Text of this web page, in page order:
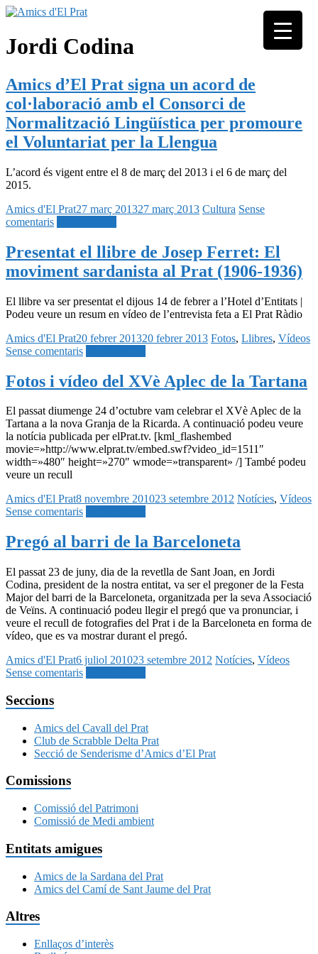
Skip
content
Amics
d'El
Associació
seixantenària
fer poble des
de la unió de
tots els
pratencs
Jordi Codina
Amics d’El Prat signa un acord de
col·laboració amb el Consorci de
Normalització Lingüística per promoure
el Voluntariat per la Llengua
L’acord és vigent entre el 8 de març del 2013 i el 6 de març del
2015.
Amics d'El Prat27 març 201327 març 2013 Cultura Sense
comentaris
Presentat el llibre de Josep Ferret: El
moviment sardanista al Prat (1906-1936)
El llibre va ser presentat el dijous 14 de febrer a l’Hotel d’Entitats |
Podeu veure un resum en vídeo de l’entrevista feta a El Prat Ràdio
Amics d'El Prat20 febrer 201320 febrer 2013 Fotos, Llibres, Vídeos
Sense comentaris
Fotos i vídeo del XVè Aplec de la Tartana
El passat diumenge 24 d’octubre vam celebrar el XVè Aplec de la
Tartana a la nova Granja de la Ricarda. A continuació podeu veure
la notícia publicada per elPrat.tv. [kml_flashembed
movie=»http://www.elprat.tv/embed.swf?video_id=1511″
width=»480″ height=»270″ wmode=»transparent» /] També podeu
veure un recull
Amics d'El Prat8 novembre 201023 setembre 2012 Notícies, Vídeos
Sense comentaris
Pregó al barri de la Barceloneta
El passat 23 de juny, dia de la revetlla de Sant Joan, en Jordi
Codina, president de la nostra entitat, va ser el pregoner de la Festa
Major del barri de la Barceloneta, organitzada per la seva Associació
de Veïns. A continuació podeu llegir el pregó que va pronunciar, i
veure el recull de fotografies del Prat i de la Barceloneta en forma de
vídeo, que es va mostrar durant el pregó.
Amics d'El Prat6 juliol 201023 setembre 2012 Notícies, Vídeos
Sense comentaris
Seccions
Amics del Cavall del Prat
Club de Scrabble Delta Prat
Secció de Senderisme d’Amics d’El Prat
Comissions
Comissió del Patrimoni
Comissió de Medi ambient
Entitats amigues
Amics de la Sardana del Prat
Amics del Camí de Sant Jaume del Prat
Altres
Enllaços d’interès